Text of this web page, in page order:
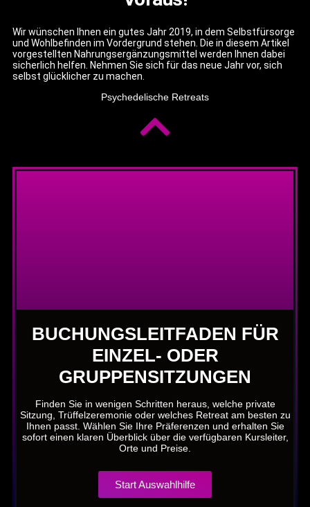
Wir wünschen Ihnen ein gutes Jahr 2019, in dem Selbstfürsorge
und Wohlbefinden im Vordergrund stehen. Die in diesem Artikel
vorgestellten Nahrungsergänzungsmittel werden Ihnen dabei
sicherlich helfen. Nehmen Sie sich für das neue Jahr vor, sich
selbst glücklicher zu machen.
Psychedelische Retreats
BUCHUNGSLEITFADEN FÜR
EINZEL- ODER
GRUPPENSITZUNGEN
Finden Sie in wenigen Schritten heraus, welche private
Sitzung, Trüffelzeremonie oder welches Retreat am besten zu
Ihnen passt. Wählen Sie Ihre Präferenzen und erhalten Sie
sofort einen klaren Überblick über die verfügbaren Kursleiter,
Orte und Preise.
Start Auswahlhilfe